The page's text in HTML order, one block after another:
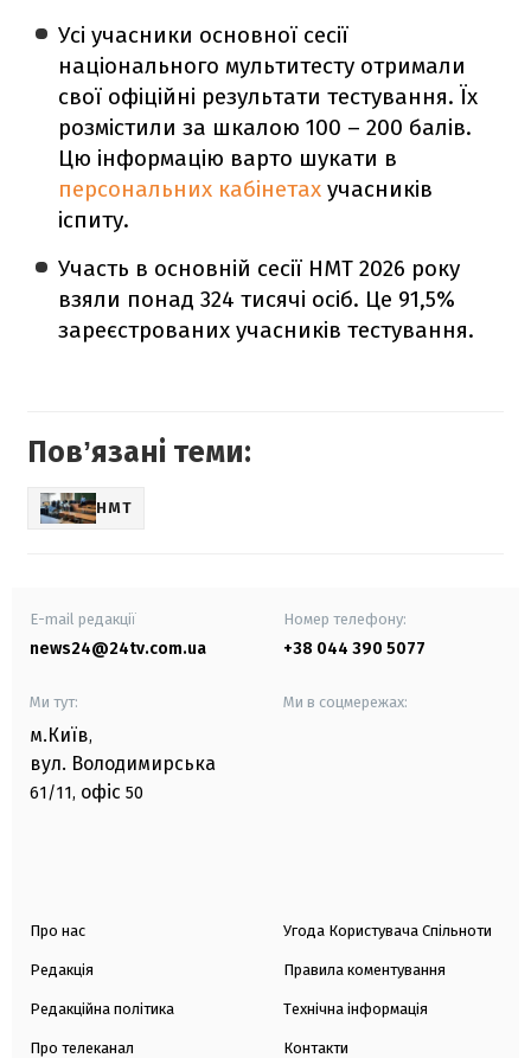
Усі учасники основної сесії
національного мультитесту отримали
свої офіційні результати тестування. Їх
розмістили за шкалою 100 – 200 балів.
Цю інформацію варто шукати в
персональних кабінетах учасників
іспиту.
Участь в основній сесії НМТ 2026 року
взяли понад 324 тисячі осіб. Це 91,5%
зареєстрованих учасників тестування.
Повʼязані теми:
НМТ
E-mail редакції
news24@24tv.com.ua
Номер телефону:
+38 044 390 5077
Ми тут:
м.Київ,
вул. Володимирська
61/11, офіс 50
Ми в соцмережах:
Про нас
Редакція
Редакційна політика
Про телеканал
Угода Користувача Спільноти
Правила коментування
Технічна інформація
Контакти